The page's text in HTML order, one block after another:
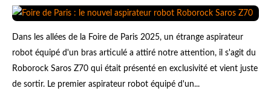
Dans les allées de la Foire de Paris 2025, un étrange aspirateur
robot équipé d'un bras articulé a attiré notre attention, il s'agit du
Roborock Saros Z70 qui était présenté en exclusivité et vient juste
de sortir. Le premier aspirateur robot équipé d'un...